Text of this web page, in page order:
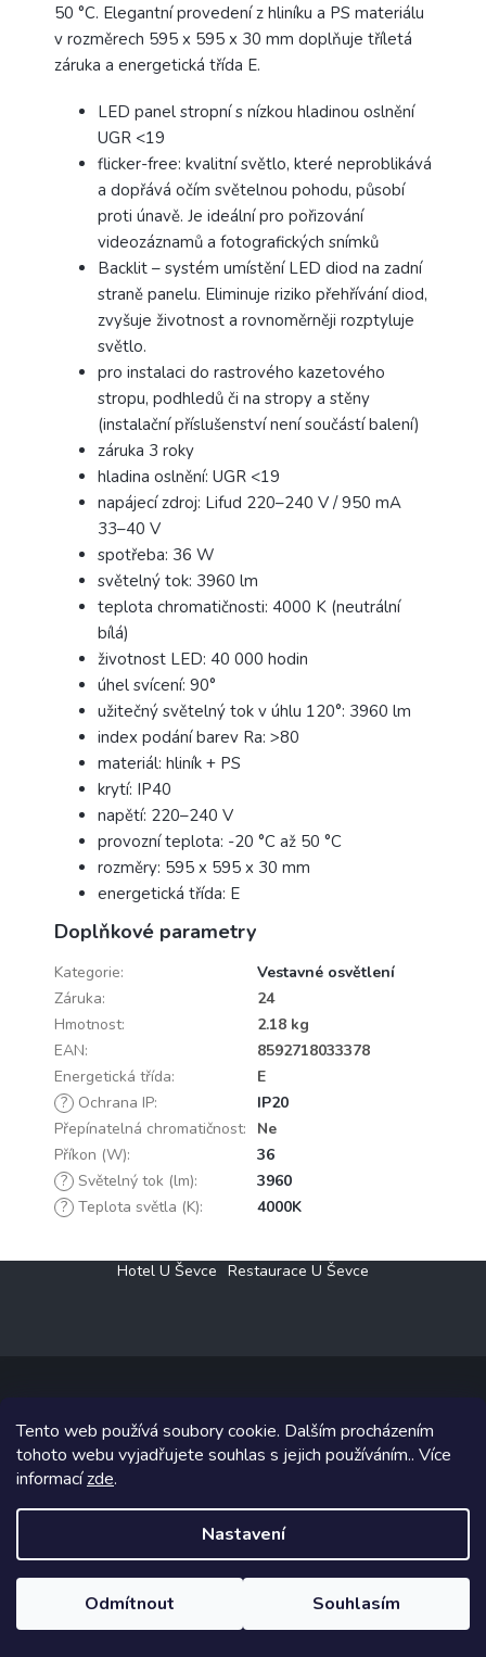
Tento web používá soubory cookie. Dalším procházením
tohoto webu vyjadřujete souhlas s jejich používáním.. Více
informacízde.
Nastavení
Odmítnout Souhlasím
50 °C. Elegantní provedení z hliníku a PS materiálu
v rozměrech 595 x 595 x 30 mm doplňuje tříletá
záruka a energetická třída E.
LED panel stropní s nízkou hladinou oslnění
UGR <19
flicker-free: kvalitní světlo, které neproblikává
a dopřává očím světelnou pohodu, působí
proti únavě. Je ideální pro pořizování
videozáznamů a fotografických snímků
Backlit – systém umístění LED diod na zadní
straně panelu. Eliminuje riziko přehřívání diod,
zvyšuje životnost a rovnoměrněji rozptyluje
světlo.
pro instalaci do rastrového kazetového
stropu, podhledů či na stropy a stěny
(instalační příslušenství není součástí balení)
záruka 3 roky
hladina oslnění: UGR <19
napájecí zdroj: Lifud 220–240 V / 950 mA
33–40 V
spotřeba: 36 W
světelný tok: 3960 lm
teplota chromatičnosti: 4000 K (neutrální
bílá)
životnost LED: 40 000 hodin
úhel svícení: 90°
užitečný světelný tok v úhlu 120°: 3960 lm
index podání barev Ra: >80
materiál: hliník + PS
krytí: IP40
napětí: 220–240 V
provozní teplota: -20 °C až 50 °C
rozměry: 595 x 595 x 30 mm
energetická třída: E
Doplňkové parametry
Kategorie:
Vestavné osvětlení
Záruka:
24
Hmotnost:
2.18 kg
EAN:
8592718033378
Energetická třída:
E
? Ochrana IP:
IP20
Přepínatelná chromatičnost:
Ne
Příkon (W):
36
? Světelný tok (lm):
3960
? Teplota světla (K): 4000K
Hotel U Ševce Restaurace U Ševce
Copyright 2026Elektro Klesný s.r.o.. Všechna práva vyhrazena.
Grafický návrh vytvořil a na Shoptet implementoval
Shoptetak.cz.
Vytvořil Shoptet